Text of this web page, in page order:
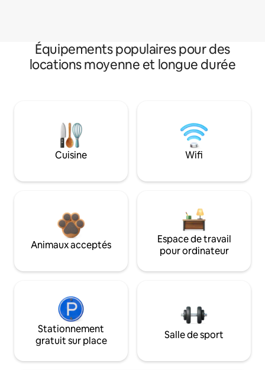
Équipements populaires pour des
locations moyenne et longue durée
Cuisine Wifi
Animaux acceptés
Espace de travail
pour ordinateur
Stationnement
gratuit sur place
Salle de sport